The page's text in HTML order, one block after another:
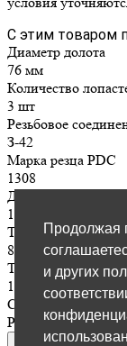
Продолжая
и других
С этим товаром
Диаметр долота
76 мм
Количество
3 шт
Резьбовое
З-42
Марка резца PDC
1308
Диаметр резца PDC
13 мм
Толщина резца
8 мм
Толщина
1.5 мм
Страна
Россия